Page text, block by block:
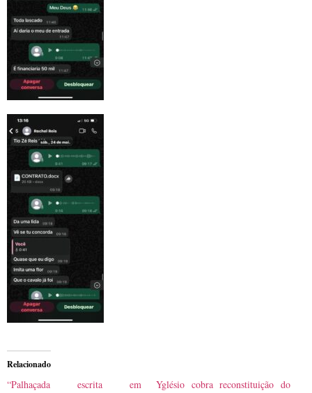
Relacionado
“Palhaçada escrita em
Yglésio cobra reconstituição do